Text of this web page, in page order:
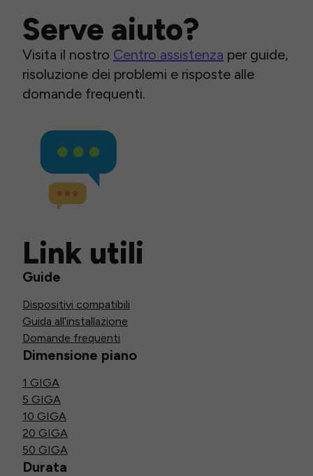
Serve aiuto?
Visita il nostro Centro assistenza per guide,
risoluzione dei problemi e risposte alle
domande frequenti.
Link utili
Guide
Dispositivi compatibili
Guida all’installazione
Domande frequenti
Dimensione piano
1 GIGA
5 GIGA
10 GIGA
20 GIGA
50 GIGA
Durata